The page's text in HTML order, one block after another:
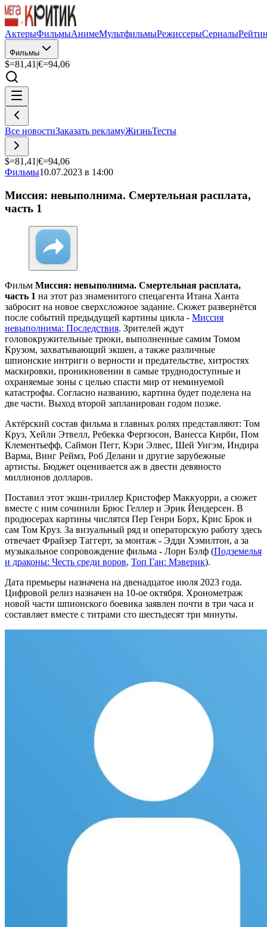
АктерыФильмыАнимеМультфильмыРежиссерыСериалы
Фильмы
$=81,41 |€=94,06
Все новостиЗаказать рекламуЖизньТесты
$=81,41 |€=94,06
Фильмы10.07.2023 в 14:00
Миссия: невыполнима. Смертельная расплата,
часть 1
Фильм Миссия: невыполнима. Смертельная расплата,
часть 1 на этот раз знаменитого спецагента Итана Ханта
забросит на новое сверхсложное задание. Сюжет развернётся
после событий предыдущей картины цикла - Миссия
невыполнима: Последствия. Зрителей ждут
головокружительные трюки, выполненные самим Томом
Крузом, захватывающий экшен, а также различные
шпионские интриги о верности и предательстве, хитростях
маскировки, проникновении в самые труднодоступные и
охраняемые зоны с целью спасти мир от неминуемой
катастрофы. Согласно названию, картина будет поделена на
две части. Выход второй запланирован годом позже.
Актёрский состав фильма в главных ролях представляют: Том
Круз, Хейли Этвелл, Ребекка Фергюсон, Ванесса Кирби, Пом
Клементьефф, Саймон Пегг, Кэри Элвес, Шей Уигэм, Индира
Варма, Винг Реймз, Роб Делани и другие зарубежные
артисты. Бюджет оценивается аж в двести девяносто
миллионов долларов.
Поставил этот экшн-триллер Кристофер Маккуорри, а сюжет
вместе с ним сочинили Брюс Геллер и Эрик Йендерсен. В
продюсерах картины числятся Пер Генри Борх, Крис Брок и
сам Том Круз. За визуальный ряд и операторскую работу здесь
отвечает Фрайзер Таггерт, за монтаж - Эдди Хэмилтон, а за
музыкальное сопровождение фильма - Лорн Бэлф (Подземелья
и драконы: Честь среди воров, Топ Ган: Мэверик).
Дата премьеры назначена на двенадцатое июля 2023 года.
Цифровой релиз назначен на 10-ое октября. Хронометраж
новой части шпионского боевика заявлен почти в три часа и
составляет вместе с титрами сто шестьдесят три минуты.